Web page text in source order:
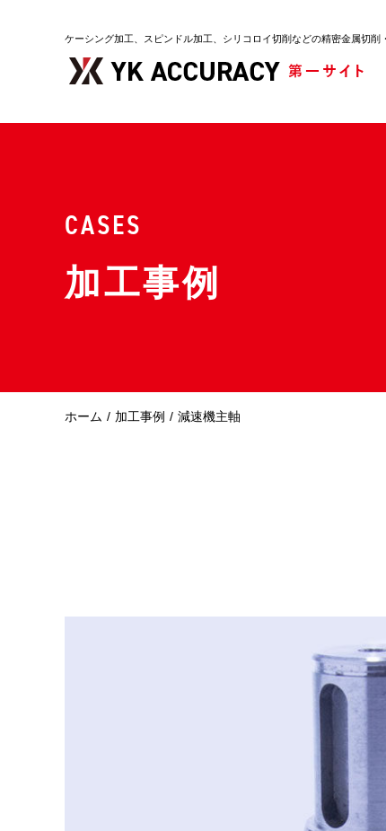
ケーシング加工、スピンドル加工、シリコロイ切削などの精密金属切削
CASES
加工事例
ホーム 加工事例 減速機主軸